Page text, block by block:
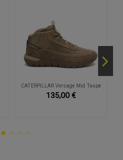
CATERPILLAR Versage Mid Taupe
135,00 €